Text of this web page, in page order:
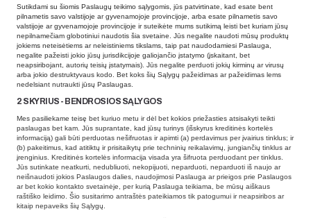
Sutikdami su šiomis Paslaugų teikimo sąlygomis, jūs patvirtinate, kad esate bent
pilnametis savo valstijoje ar gyvenamojoje provincijoje, arba esate pilnametis savo
valstijoje ar gyvenamojoje provincijoje ir suteikėte mums sutikimą leisti bet kuriam jūsų
nepilnamečiam globotiniui naudotis šia svetaine. Jūs negalite naudoti mūsų produktų
jokiems neteisėtiems ar neleistiniems tikslams, taip pat naudodamiesi Paslauga,
negalite pažeisti jokio jūsų jurisdikcijoje galiojančio įstatymo (įskaitant, bet
neapsiribojant, autorių teisių įstatymais). Jūs negalite perduoti jokių kirminų ar virusų
arba jokio destruktyvaus kodo. Bet koks šių Sąlygų pažeidimas ar pažeidimas lems
nedelsiant nutraukti jūsų Paslaugas.
2 SKYRIUS - BENDROSIOS SĄLYGOS
Mes pasiliekame teisę bet kuriuo metu ir dėl bet kokios priežasties atsisakyti teikti
paslaugas bet kam. Jūs suprantate, kad jūsų turinys (išskyrus kreditinės kortelės
informaciją) gali būti perduotas nešifruotas ir apimti (a) perdavimus per įvairius tinklus; ir
(b) pakeitimus, kad atitiktų ir prisitaikytų prie techninių reikalavimų, jungiančių tinklus ar
įrenginius. Kreditinės kortelės informacija visada yra šifruota perduodant per tinklus.
Jūs sutinkate neatkurti, nedubliuoti, nekopijuoti, neparduoti, neparduoti iš naujo ar
neišnaudoti jokios Paslaugos dalies, naudojimosi Paslauga ar prieigos prie Paslaugos
ar bet kokio kontakto svetainėje, per kurią Paslauga teikiama, be mūsų aiškaus
raštiško leidimo. Šio susitarimo antraštės pateikiamos tik patogumui ir neapsiribos ar
kitaip nepaveiks šių Sąlygų.